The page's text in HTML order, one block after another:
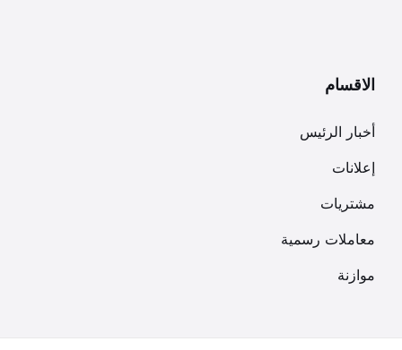
الاقسام
أخبار الرئيس
إعلانات
مشتريات
معاملات رسمية
موازنة